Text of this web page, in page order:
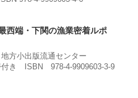
端・下関の漁業密着ルポ
方小出版流通センター
き ISBN 978-4-9909603-3-9